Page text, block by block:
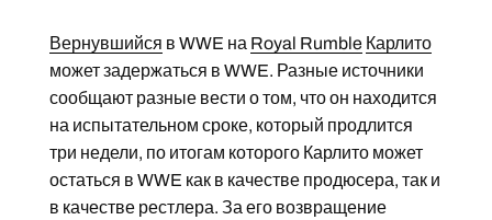
Вернувшийся в WWE на Royal Rumble Карлито
может задержаться в WWE. Разные источники
сообщают разные вести о том, что он находится
на испытательном сроке, который продлится
три недели, по итогам которого Карлито может
остаться в WWE как в качестве продюсера, так и
в качестве рестлера. За его возвращение